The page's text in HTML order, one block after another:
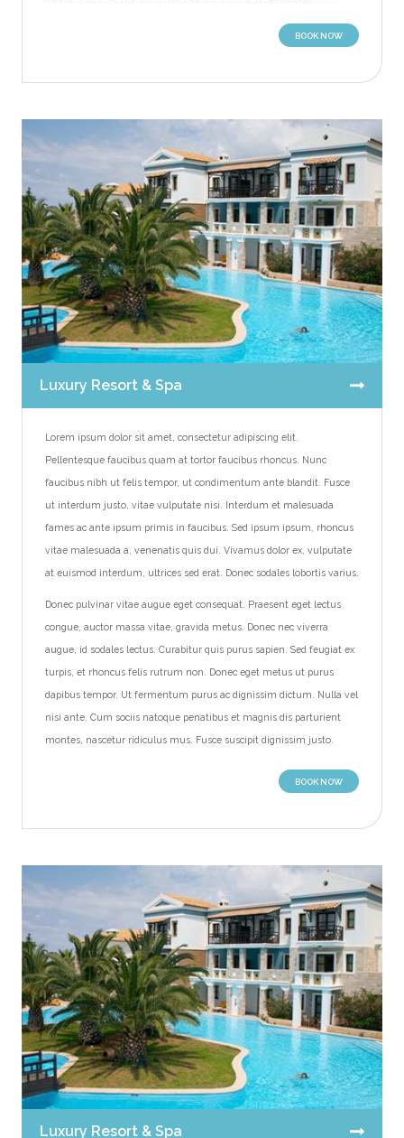
BOOK NOW
Luxury Resort & Spa
Lorem ipsum dolor sit amet, consectetur adipiscing elit.
Pellentesque faucibus quam at tortor faucibus rhoncus. Nunc
faucibus nibh ut felis tempor, ut condimentum ante blandit. Fusce
ut interdum justo, vitae vulputate nisi. Interdum et malesuada
fames ac ante ipsum primis in faucibus. Sed ipsum ipsum, rhoncus
vitae malesuada a, venenatis quis dui. Vivamus dolor ex, vulputate
at euismod interdum, ultrices sed erat. Donec sodales lobortis varius.
Donec pulvinar vitae augue eget consequat. Praesent eget lectus
congue, auctor massa vitae, gravida metus. Donec nec viverra
augue, id sodales lectus. Curabitur quis purus sapien. Sed feugiat ex
turpis, et rhoncus felis rutrum non. Donec eget metus ut purus
dapibus tempor. Ut fermentum purus ac dignissim dictum. Nulla vel
nisi ante. Cum sociis natoque penatibus et magnis dis parturient
montes, nascetur ridiculus mus. Fusce suscipit dignissim justo.
BOOK NOW
Luxury Resort & Spa